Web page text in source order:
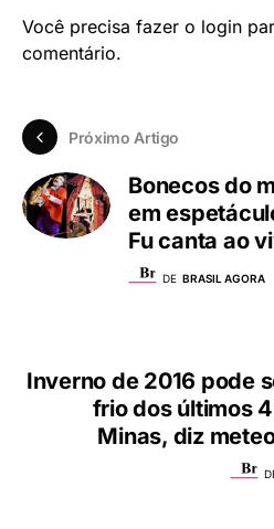
Você precisa fazer o login
comentário.
Próximo Artigo
Bonecos do
em
Fu canta ao
DE BRASIL AGORA
Inverno de 2016 pode
frio dos últimos
Minas, diz